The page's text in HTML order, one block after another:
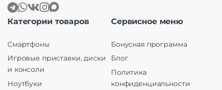
Категории товаров
Смартфоны
Игровые приставки, диски
и консоли
Ноутбуки
Сервисное меню
Бонусная программа
Блог
Политика
конфиденциальности